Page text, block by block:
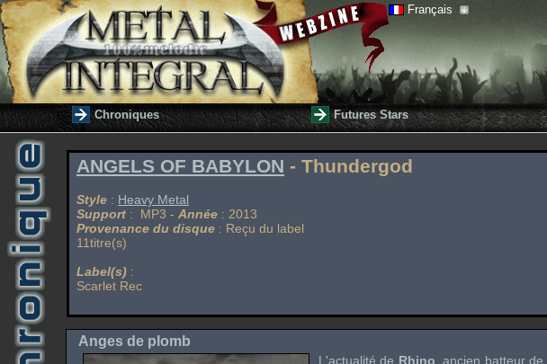
Français
Chroniques Futures Stars
ANGELS OF BABYLON - Thundergod
Style : Heavy Metal
Support : MP3 - Année : 2013
Provenance du disque : Reçu du label
11titre(s)
Label(s) :
Scarlet Rec
Anges de plomb
L'actualité de Rhino , ancien batteur de